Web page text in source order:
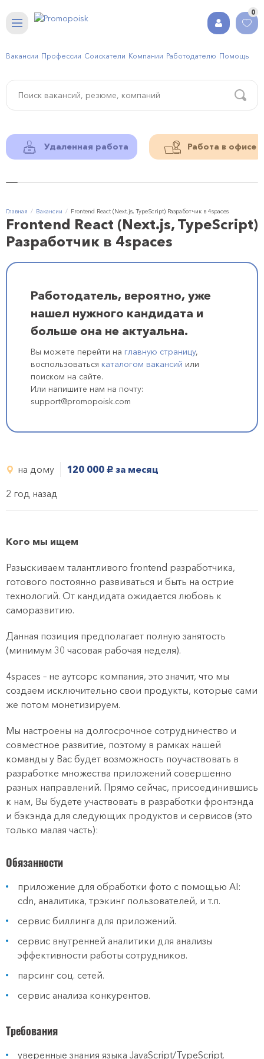
0
Вакансии Профессии Соискатели Компании Работодателю Помощь
Удаленная работа Работа в офисе
Главная Вакансии Frontend React (Next.js, TypeScript) Разработчик в 4spaces
Frontend React (Next.js, TypeScript)
Разработчик в 4spaces
Работодатель, вероятно, уже
нашел нужного кандидата и
больше она не актуальна.
Вы можете перейти на главную страницу,
воспользоваться каталогом вакансий или
поиском на сайте.
Или напишите нам на почту:
support@promopoisk.com
на дому 120 000 руб. за месяц
2 год назад
Кого мы ищем
Разыскиваем талантливого frontend разработчика,
готового постоянно развиваться и быть на острие
технологий. От кандидата ожидается любовь к
саморазвитию.
Данная позиция предполагает полную занятость
(минимум 30 часовая рабочая неделя).
4spaces – не аутсорс компания, это значит, что мы
создаем исключительно свои продукты, которые сами
же потом монетизируем.
Мы настроены на долгосрочное сотрудничество и
совместное развитие, поэтому в рамках нашей
команды у Вас будет возможность поучаствовать в
разработке множества приложений совершенно
разных направлений. Прямо сейчас, присоединившись
к нам, Вы будете участвовать в разработки фронтэнда
и бэкэнда для следующих продуктов и сервисов (это
только малая часть):
Обязанности
приложение для обработки фото с помощью AI:
cdn, аналитика, трэкинг пользователей, и т.п.
сервис биллинга для приложений.
сервис внутренней аналитики для анализы
эффективности работы сотрудников.
парсинг соц. сетей.
сервис анализа конкурентов.
Требования
уверенные знания языка JavaScript/TypeScript.